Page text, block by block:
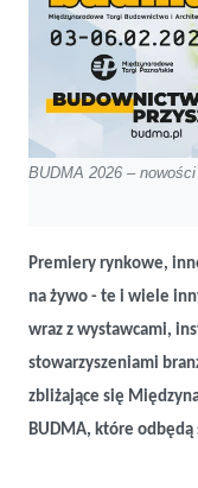
BUDMA 2026 –
Premiery rynkowe,
na żywo - te i wiele
wraz z wystawcami,
stowarzyszeniami
zbliżające się
BUDMA, które